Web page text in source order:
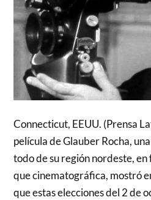
Connecticut, EEUU. (Prensa
película de Glauber Rocha,
todo de su región nordeste,
que cinematográfica, mostró
que estas elecciones del 2 de